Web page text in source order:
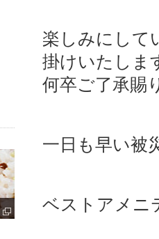
楽しみにして
掛けいたしま
何卒ご了承賜
一日も早い被
ベストアメニ